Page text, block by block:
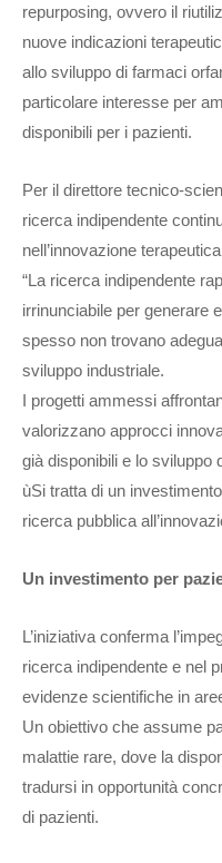
repurposing, ovvero il
nuove indicazioni
allo sviluppo di farmaci
particolare interesse per
disponibili per i pazienti.
Per il direttore tecnico-
ricerca indipendente
nell’innovazione
“La ricerca indipendente
irrinunciabile per generare
spesso non trovano
sviluppo industriale.
I progetti ammessi
valorizzano approcci
già disponibili e lo sviluppo
ùSi tratta di un
ricerca pubblica
Un investimento per
L’iniziativa conferma
ricerca indipendente e nel
evidenze scientifiche in
Un obiettivo che assume
malattie rare, dove la
tradursi in opportunità
di pazienti.